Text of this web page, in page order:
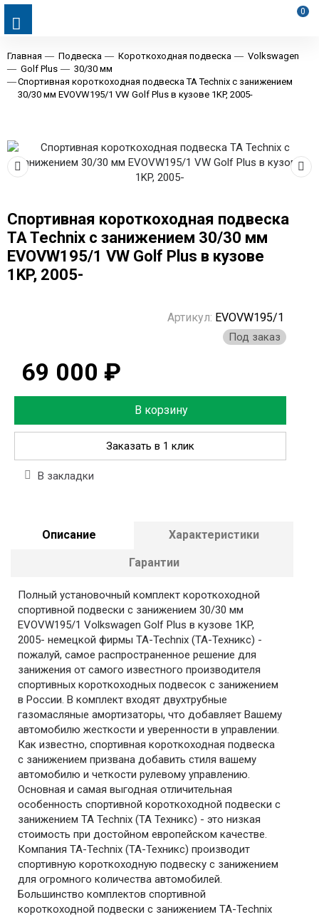
0
Главная Подвеска Короткоходная подвеска
Volkswagen
Golf Plus
30/30 мм
Спортивная короткоходная подвеска TA Technix с занижением
30/30 мм EVOVW195/1 VW Golf Plus в кузове 1KP, 2005-
Спортивная короткоходная подвеска
TA Technix с занижением 30/30 мм
EVOVW195/1 VW Golf Plus в кузове
1KP, 2005-
Артикул: EVOVW195/1
Под заказ
69 000 ₽
В корзину
Заказать в 1 клик
В закладки
Описание Характеристики
Гарантии
Полный установочный комплект короткоходной
спортивной подвески с занижением 30/30 мм
EVOVW195/1 Volkswagen Golf Plus в кузове 1KP,
2005- немецкой фирмы TA-Technix (ТА-Техникс) -
пожалуй, самое распространенное решение для
занижения от самого известного производителя
спортивных короткоходных подвесок с занижением
в России. В комплект входят двухтрубные
газомасляные амортизаторы, что добавляет Вашему
автомобилю жесткости и уверенности в управлении.
Как известно, спортивная короткоходная подвеска
с занижением призвана добавить стиля вашему
автомобилю и четкости рулевому управлению.
Основная и самая выгодная отличительная
особенность спортивной короткоходной подвески с
занижением TA Technix (ТА Техникс) - это низкая
стоимость при достойном европейском качестве.
Компания TA-Technix (ТА-Техникс) производит
спортивную короткоходную подвеску с занижением
для огромного количества автомобилей.
Большинство комплектов спортивной
короткоходной подвески с занижением TA-Technix